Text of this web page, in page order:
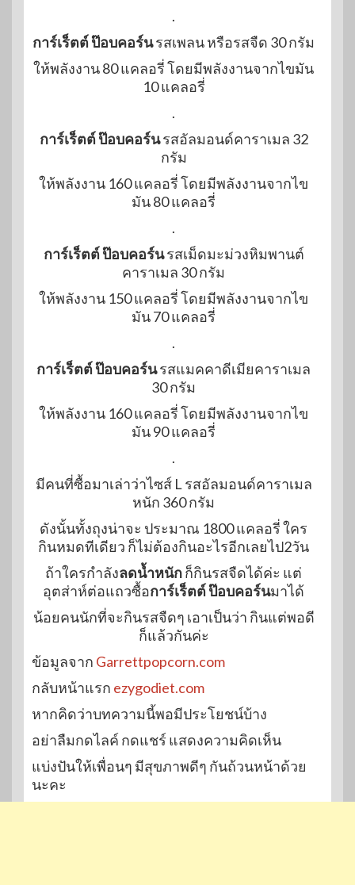
.
การ์เร็ตต์ ป๊อบคอร์นรสเพลน หรือรสจืด 30 กรัม
ให้พลังงาน 80 แคลอรี่ โดยมีพลังงานจากไขมัน
10 แคลอรี่
.
การ์เร็ตต์ ป๊อบคอร์นรสอัลมอนด์คาราเมล 32
กรัม
ให้พลังงาน 160 แคลอรี่ โดยมีพลังงานจากไข
มัน 80 แคลอรี่
.
การ์เร็ตต์ ป๊อบคอร์นรสเม็ดมะม่วงหิมพานต์
คาราเมล 30 กรัม
ให้พลังงาน 150 แคลอรี่ โดยมีพลังงานจากไข
มัน 70 แคลอรี่
.
การ์เร็ตต์ ป๊อบคอร์นรสแมคคาดีเมียคาราเมล
30 กรัม
ให้พลังงาน 160 แคลอรี่ โดยมีพลังงานจากไข
มัน 90 แคลอรี่
.
มีคนที่ซื้อมาเล่าว่าไซส์ L รสอัลมอนด์คาราเมล
หนัก 360 กรัม
ดังนั้นทั้งถุงน่าจะ ประมาณ 1800 แคลอรี่ ใคร
กินหมดทีเดียว ก็ไม่ต้องกินอะไรอีกเลยไป2วัน
ถ้าใครกำลังลดน้ำหนักก็กินรสจืดได้ค่ะ แต่
อุตส่าห์ต่อแถวซื้อการ์เร็ตต์ ป๊อบคอร์นมาได้
น้อยคนนักที่จะกินรสจืดๆ เอาเป็นว่า กินแต่พอดี
ก็แล้วกันค่ะ
ข้อมูลจาก Garrettpopcorn.com
กลับหน้าแรก ezygodiet.com
หากคิดว่าบทความนี้พอมีประโยชน์บ้าง
อย่าลืมกดไลค์ กดแชร์ แสดงความคิดเห็น
แบ่งปันให้เพื่อนๆ มีสุขภาพดีๆ กันถ้วนหน้าด้วย
นะคะ